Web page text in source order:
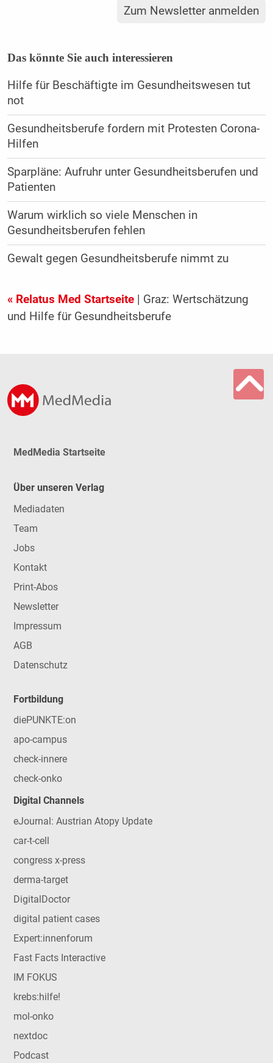
Zum Newsletter anmelden
Das könnte Sie auch interessieren
Hilfe für Beschäftigte im Gesundheitswesen tut
not
Gesundheitsberufe fordern mit Protesten Corona-
Hilfen
Sparpläne: Aufruhr unter Gesundheitsberufen und
Patienten
Warum wirklich so viele Menschen in
Gesundheitsberufen fehlen
Gewalt gegen Gesundheitsberufe nimmt zu
« Relatus Med Startseite| Graz: Wertschätzung
und Hilfe für Gesundheitsberufe
MedMedia Startseite
Über unseren Verlag
Mediadaten
Team
Jobs
Kontakt
Print-Abos
Newsletter
Impressum
AGB
Datenschutz
Fortbildung
diePUNKTE:on
apo-campus
check-innere
check-onko
Digital Channels
eJournal: Austrian Atopy Update
car-t-cell
congress x-press
derma-target
DigitalDoctor
digital patient cases
Expert:innenforum
Fast Facts Interactive
IM FOKUS
krebs:hilfe!
mol-onko
nextdoc
Podcast